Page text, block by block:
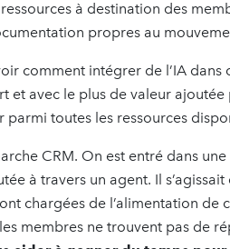
à destination des
propres au
comment intégrer de l’IA
et avec le plus de valeur
parmi toutes les ressources
CRM. On est entré dans
à travers un agent. Il
chargées de l’alimentation de
membres ne trouvent pas de